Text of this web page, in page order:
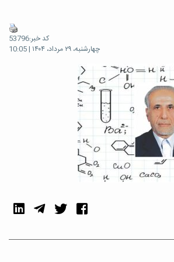
کد خبر:53796
چهارشنبه، ۲۹ مرداد، ۱۴۰۴ | 10:05